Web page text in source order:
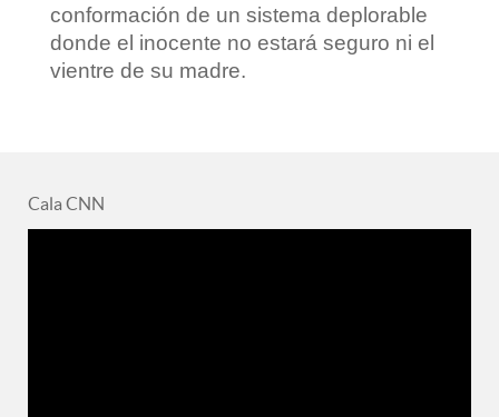
conformación de un sistema deplorable
donde el inocente no estará seguro ni el
vientre de su madre.
Cala CNN